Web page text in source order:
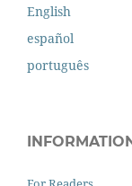
English
español
português